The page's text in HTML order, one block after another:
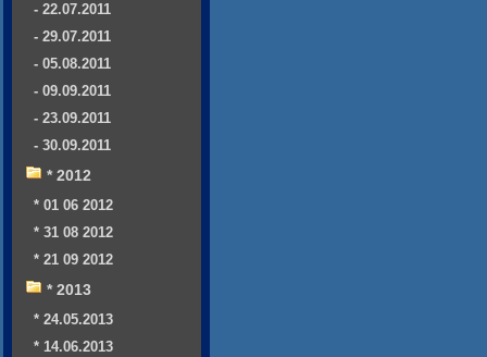
- 22.07.2011
- 29.07.2011
- 05.08.2011
- 09.09.2011
- 23.09.2011
- 30.09.2011
* 2012
* 01 06 2012
* 31 08 2012
* 21 09 2012
* 2013
* 24.05.2013
* 14.06.2013